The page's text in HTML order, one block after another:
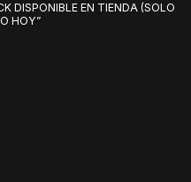
DISPONIBLE EN TIENDA (SOLO
HOY”